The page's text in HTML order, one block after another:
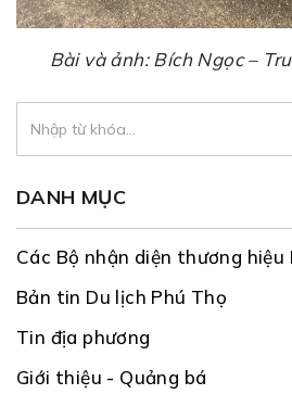
Bài và ảnh: Bích Ngọc –
DANH MỤC
Các Bộ nhận diện thương hiệu
Bản tin Du lịch Phú Thọ
Tin địa phương
Giới thiệu - Quảng bá